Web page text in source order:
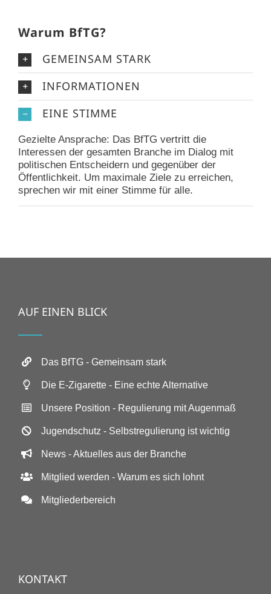
Warum BfTG?
GEMEINSAM STARK
INFORMATIONEN
EINE STIMME
Gezielte Ansprache: Das BfTG vertritt die
Interessen der gesamten Branche im Dialog mit
politischen Entscheidern und gegenüber der
Öffentlichkeit. Um maximale Ziele zu erreichen,
sprechen wir mit einer Stimme für alle.
AUF EINEN BLICK
Das BfTG - Gemeinsam stark
Die E-Zigarette - Eine echte Alternative
Unsere Position - Regulierung mit Augenmaß
Jugendschutz - Selbstregulierung ist wichtig
News - Aktuelles aus der Branche
Mitglied werden - Warum es sich lohnt
Mitgliederbereich
KONTAKT